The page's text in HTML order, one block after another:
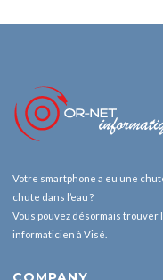
Votre smartphone a eu une
chute dans l’eau ?
Vous pouvez désormais
informaticien à Visé.